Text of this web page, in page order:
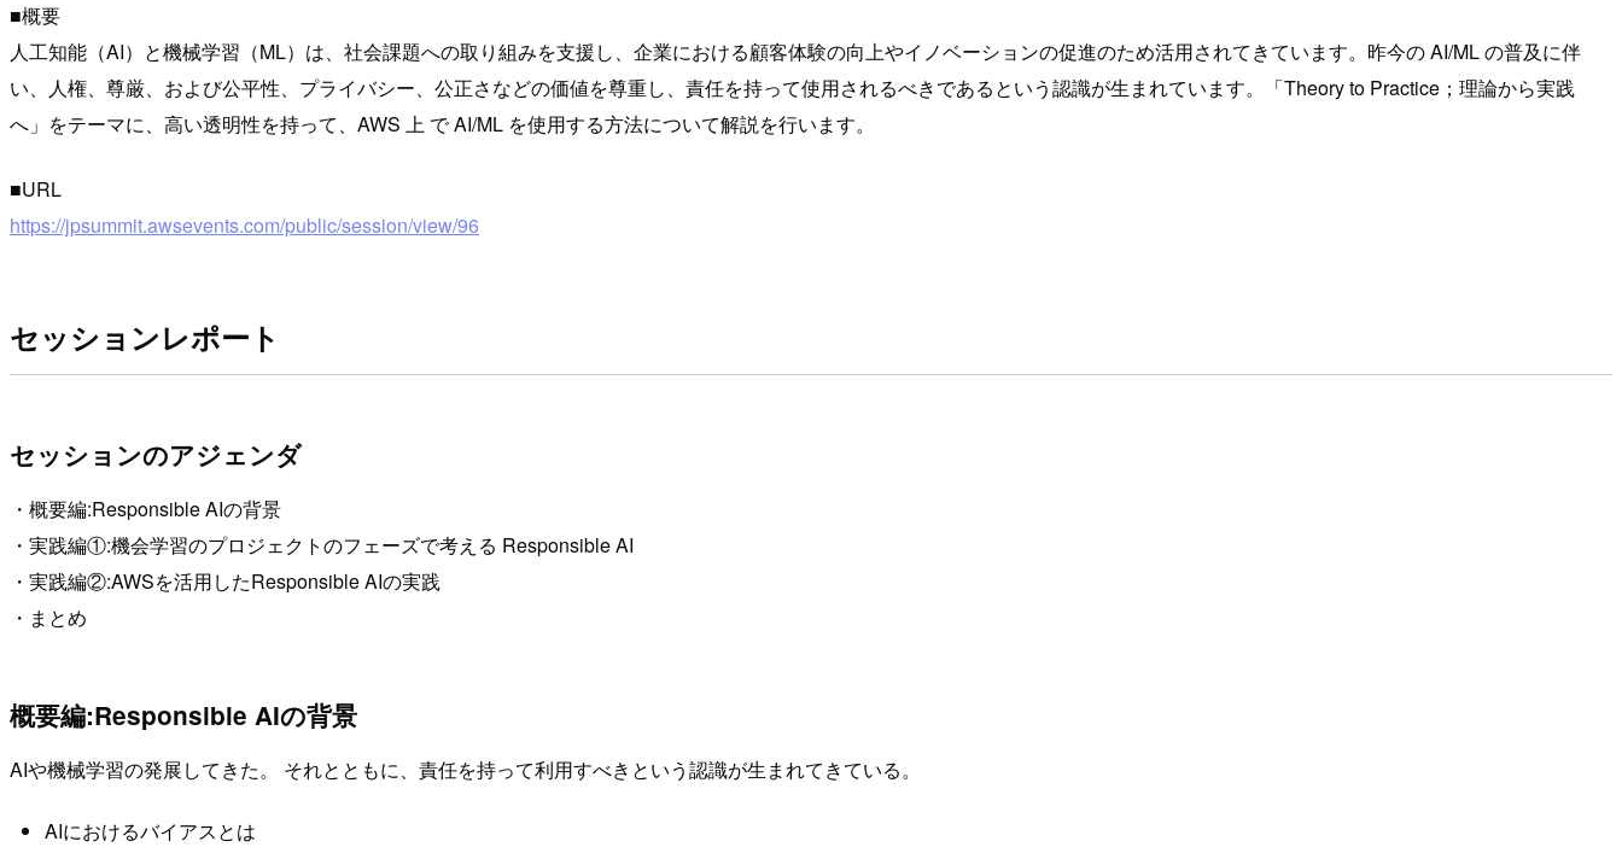
■概要
人工知能（AI）と機械学習（ML）は、社会課題への取り組みを支援し、企業における顧客体験の向上やイノベーションの促進のため活用されてきています。昨今の AI/ML の普及に伴
い、人権、尊厳、および公平性、プライバシー、公正さなどの価値を尊重し、責任を持って使用されるべきであるという認識が生まれています。「Theory to Practice；理論から実践
へ」をテーマに、高い透明性を持って、AWS 上 で AI/ML を使用する方法について解説を行います。
■URL
https://jpsummit.awsevents.com/public/session/view/96
セッションレポート
セッションのアジェンダ
・概要編:Responsible AIの背景
・実践編①:機会学習のプロジェクトのフェーズで考える Responsible AI
・実践編②:AWSを活用したResponsible AIの実践
・まとめ
概要編:Responsible AIの背景
AIや機械学習の発展してきた。 それとともに、責任を持って利用すべきという認識が生まれてきている。
AIにおけるバイアスとは